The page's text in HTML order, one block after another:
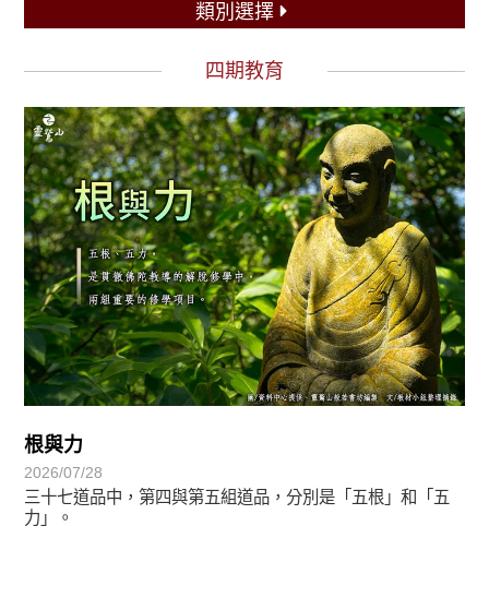
四期教育
根與力
2026/07/28
三十七道品中，第四與第五組道品，分別是「五根」和「五
力」。
初轉法-阿含期
類別選擇